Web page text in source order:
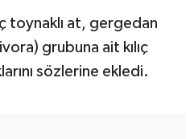
toynaklı at, gergedan
grubuna ait kılıç
sözlerine ekledi.